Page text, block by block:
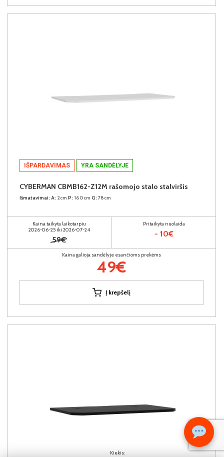
Kiekis:
IŠPARDAVIMAS YRA SANDĖLYJE
CYBERMAN CBMB162-Z12M rašomojo stalo stalviršis
Išmatavimai: A: 2cm P: 160cm G: 78cm
Kaina taikyta laikotarpiu
2026-06-25 iki 2026-07-24
59€
Pritaikyta nuolaida
- 10€
Kaina galioja sandėlyje esančioms prekėms
49€
Į krepšelį